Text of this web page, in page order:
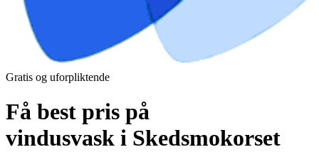
Gratis og uforpliktende
Få best pris på
vindusvask i Skedsmokorset